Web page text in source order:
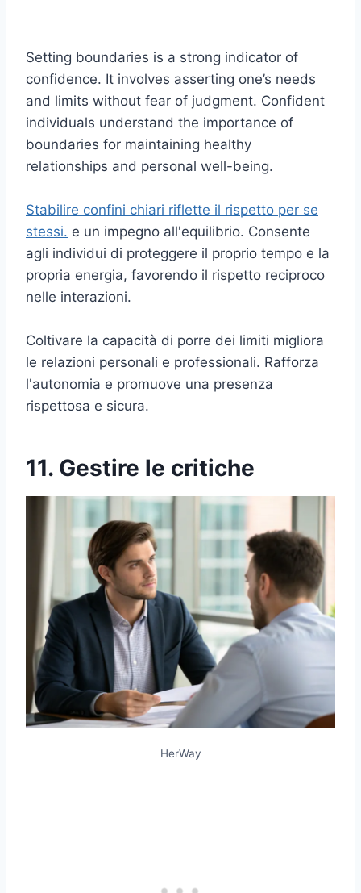
Setting boundaries is a strong indicator of
confidence. It involves asserting one’s needs
and limits without fear of judgment. Confident
individuals understand the importance of
boundaries for maintaining healthy
relationships and personal well-being.
Stabilire confini chiari riflette il rispetto per se
stessi. e un impegno all'equilibrio. Consente
agli individui di proteggere il proprio tempo e la
propria energia, favorendo il rispetto reciproco
nelle interazioni.
Coltivare la capacità di porre dei limiti migliora
le relazioni personali e professionali. Rafforza
l'autonomia e promuove una presenza
rispettosa e sicura.
11. Gestire le critiche
HerWay